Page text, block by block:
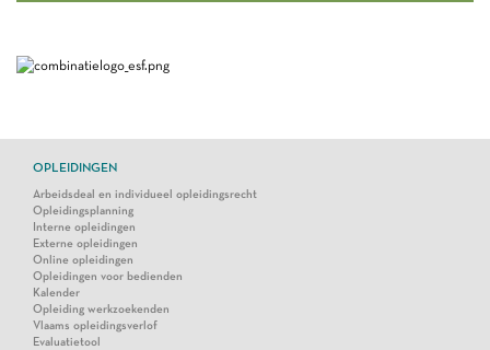
OPLEIDINGEN
Arbeidsdeal en individueel opleidingsrecht
Opleidingsplanning
Interne opleidingen
Externe opleidingen
Online opleidingen
Opleidingen voor bedienden
Kalender
Opleiding werkzoekenden
Vlaams opleidingsverlof
Evaluatietool